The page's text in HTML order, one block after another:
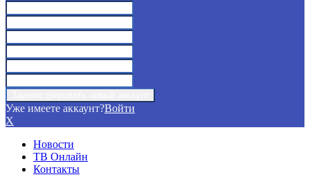
Уже имеете аккаунт?Войти
X
Новости
ТВ Онлайн
Контакты